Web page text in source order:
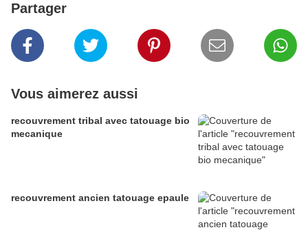
Partager
Vous aimerez aussi
recouvrement tribal avec tatouage bio
mecanique
recouvrement ancien tatouage epaule